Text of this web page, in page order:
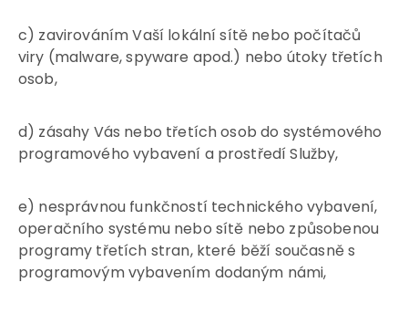
c) zavirováním Vaší lokální sítě nebo počítačů
viry (malware, spyware apod.) nebo útoky třetích
osob,
d) zásahy Vás nebo třetích osob do systémového
programového vybavení a prostředí Služby,
e) nesprávnou funkčností technického vybavení,
operačního systému nebo sítě nebo způsobenou
programy třetích stran, které běží současně s
programovým vybavením dodaným námi,